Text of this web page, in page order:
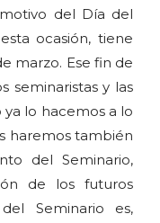
del Día del
ocasión, tiene
marzo. Ese fin de
seminaristas y las
lo hacemos a lo
haremos también
del Seminario,
de los futuros
Seminario es,